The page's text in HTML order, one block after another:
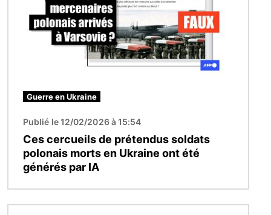
Guerre en Ukraine
Publié le 12/02/2026 à 15:54
Ces cercueils de prétendus soldats
polonais morts en Ukraine ont été
générés par IA